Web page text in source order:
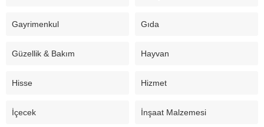
Gayrimenkul Gıda
Güzellik & Bakım Hayvan
Hisse Hizmet
İçecek İnşaat Malzemesi